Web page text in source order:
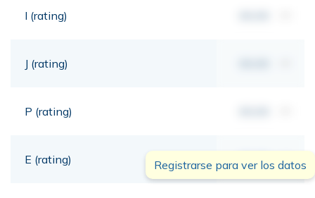
I (rating)
J (rating)
P (rating)
E (rating) 00,00 mt
Registrarse para ver los datos